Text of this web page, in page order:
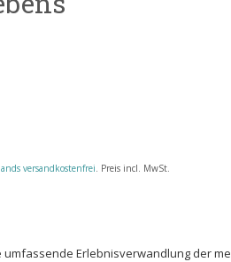
versandkostenfrei. Preis incl. MwSt.
umfassende Erlebnisverwandlung der